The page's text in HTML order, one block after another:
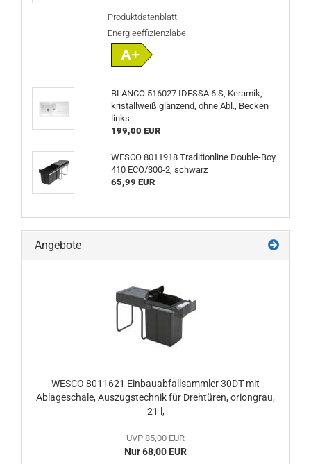
Produktdatenblatt
Energieeffizienzlabel
A+
BLANCO 516027 IDESSA 6 S, Keramik,
kristallweiß glänzend, ohne Abl., Becken
links
199,00 EUR
WESCO 8011918 Traditionline Double-Boy
410 ECO/300-2, schwarz
65,99 EUR
Angebote
WESCO 8011621 Einbauabfallsammler 30DT mit
Ablageschale, Auszugstechnik für Drehtüren, oriongrau,
21 l,
UVP 85,00 EUR
Nur 68,00 EUR